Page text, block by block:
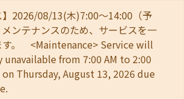
】2026/08/13(木)7:00～14:00（予
ンテナンスのため、サービスを一
す。 <Maintenance> Service will
from 7:00 AM to 2:00
Thursday, August 13, 2026 due